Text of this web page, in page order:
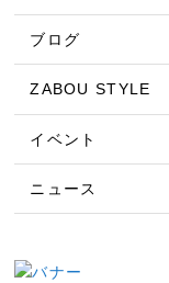
ブログ
ZABOU STYLE
イベント
ニュース